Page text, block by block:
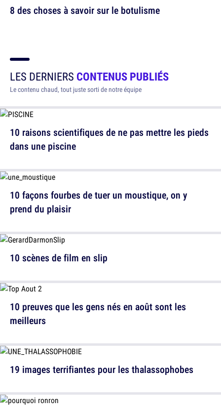
8 des choses à savoir sur le botulisme
LES DERNIERS CONTENUS PUBLIÉS
Le contenu chaud, tout juste sorti de notre équipe
10 raisons scientifiques de ne pas mettre les pieds
dans une piscine
10 scènes de film en slip
19 images terrifiantes pour les thalassophobes
10 façons fourbes de tuer un moustique, on y
prend du plaisir
10 preuves que les gens nés en août sont les
meilleurs